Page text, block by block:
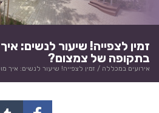
זמין לצפייה! שיעור לנשים:
בתקופה של צמצום?
אירועים במכללה / זמין לצפייה! שיעור לנשים: